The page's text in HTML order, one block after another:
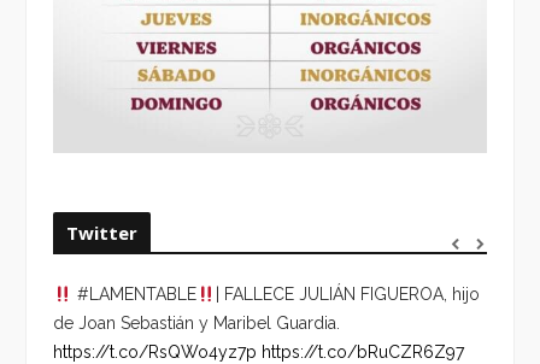
Twitter
#LAMENTABLE
| FALLECE JULIÁN FIGUEROA, hijo
de Joan Sebastián y Maribel Guardia.
https://t.co/RsQWo4yz7p https://t.co/bRuCZR6Z97